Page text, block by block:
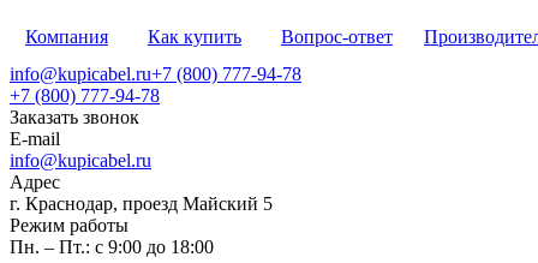
Компания Как купить Вопрос-ответ
info@kupicabel.ru+7 (800) 777-94-78
+7 (800) 777-94-78
Заказать звонок
E-mail
info@kupicabel.ru
Адрес
г. Краснодар, проезд Майский 5
Режим работы
Пн. – Пт.: с 9:00 до 18:00